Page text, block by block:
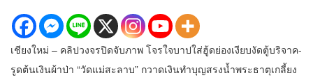
เชียงใหม่ – คลิปวงจรปิดจับภาพ โจรใจบาปใส่ฮู้ดย่องเงียบงัดตู้บริจาค-
รูดต้นเงินผ้าป่า “วัดแม่สะลาบ” กวาดเงินทำบุญสรงน้ำพระธาตุเกลี้ยง